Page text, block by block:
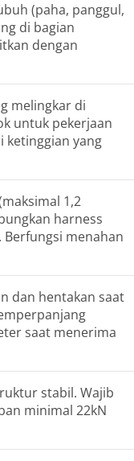
(paha, panggul,
di bagian
dengan
melingkar di
untuk pekerjaan
ketinggian yang
1,2
harness
. Berfungsi menahan
dan hentakan saat
saat menerima
stabil. Wajib
minimal 22kN